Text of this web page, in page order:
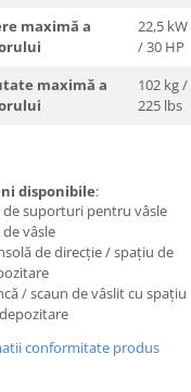
maximă a
22,5 kW
/ 30 HP
maximă a
102 kg /
225 lbs
disponibile:
de suporturi pentru vâsle
de vâsle
de direcție / spațiu de
/ scaun de vâslit cu spațiu
conformitate produs